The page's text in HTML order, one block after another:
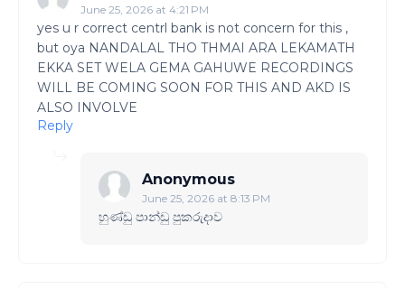
June 25, 2026 at 4:21 PM
yes u r correct centrl bank is not concern for this ,
but oya NANDALAL THO THMAI ARA LEKAMATH
EKKA SET WELA GEMA GAHUWE RECORDINGS
WILL BE COMING SOON FOR THIS AND AKD IS
ALSO INVOLVE
Reply
Anonymous
June 25, 2026 at 8:13 PM
හුණ්ඩු පාන්ඩු පුකරුදාව